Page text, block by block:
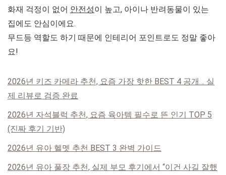
화재 걱정이 없어 안전성이 높고, 아이나 반려동물이 있는
집에도 안심이에요.
무드등 역할도 하기 때문에 인테리어 포인트로도 정말 좋아
요!
2026년 키즈 카메라 추천, 요즘 가장 핫한 BEST 4 공개… 실
제 리뷰로 검증 완료
2026년 자석블럭 추천, 요즘 육아템 필수로 뜬 인기 TOP 5
(진짜 후기 기반)
2026년 유아 헬멧 추천 BEST 3 완벽 가이드
2026년 유아 풀장 추천, 실제 부모 후기에서 “이건 사길 잘했